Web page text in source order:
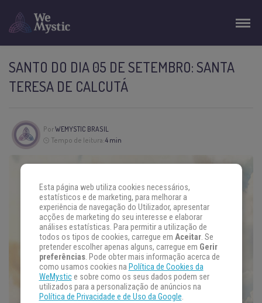
SANTO DO DIA 05 DE SETEMBRO: SANTA
TERESA DE CALCUTÁ
PorWEMYSTIC BRASIL
Tempo de leitura:4 min
Esta página web utiliza cookies necessários,
estatísticos e de marketing, para melhorar a
experiência de navegação do Utilizador, apresentar
acções de marketing do seu interesse e elaborar
análises estatísticas. Para permitir a utilização de
todos os tipos de cookies, carregue em Aceitar. Se
pretender escolher apenas alguns, carregue em Gerir
preferências. Pode obter mais informação acerca de
como usamos cookies na Política de Cookies da
WeMystice sobre como os seus dados podem ser
utilizados para a personalização de anúncios na
Política de Privacidade e de Uso da Google.